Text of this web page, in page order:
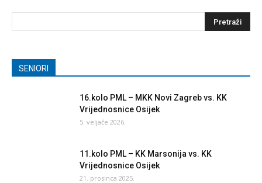
SENIORI
16.kolo PML – MKK Novi Zagreb vs. KK
Vrijednosnice Osijek
5. veljače 2026.
11.kolo PML – KK Marsonija vs. KK
Vrijednosnice Osijek
21. prosinca 2025.